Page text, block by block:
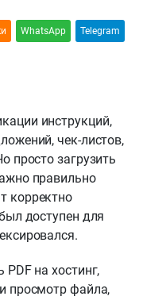
WhatsApp Telegram
инструкций,
чек-листов,
просто загрузить
правильно
корректно
доступен для
на хостинг,
просмотр файла,